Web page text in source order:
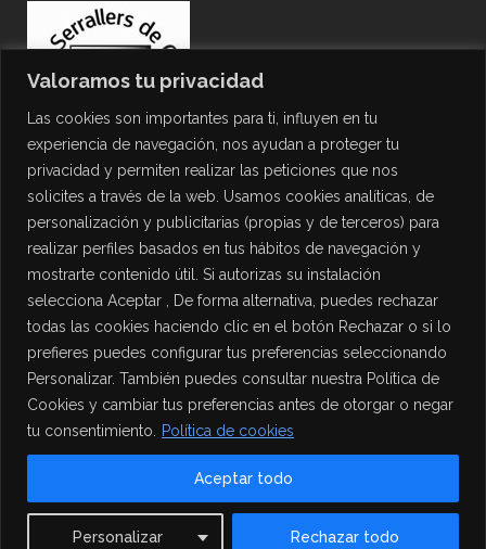
Valoramos tu privacidad
Las cookies son importantes para ti, influyen en tu
experiencia de navegación, nos ayudan a proteger tu
privacidad y permiten realizar las peticiones que nos
solicites a través de la web. Usamos cookies analíticas, de
personalización y publicitarias (propias y de terceros) para
realizar perfiles basados en tus hábitos de navegación y
mostrarte contenido útil. Si autorizas su instalación
selecciona Aceptar , De forma alternativa, puedes rechazar
todas las cookies haciendo clic en el botón Rechazar o si lo
prefieres puedes configurar tus preferencias seleccionando
Personalizar. También puedes consultar nuestra Política de
Cookies y cambiar tus preferencias antes de otorgar o negar
tu consentimiento.
Política de cookies
Personalizar Rechazar todo
Aceptar todo
PROTECCIÓN DE DATOS
Política de Privacidad
Política de Cookies
Aviso Legal